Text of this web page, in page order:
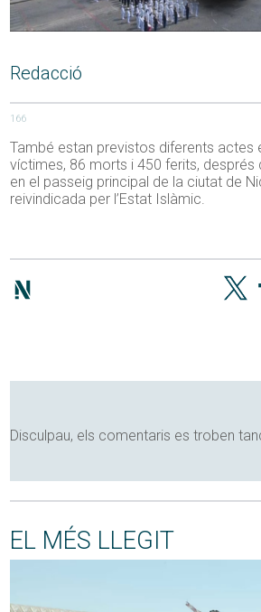
Redacció
166
També estan previstos diferents actes
víctimes, 86 morts i 450 ferits, després
en el passeig principal de la ciutat de
reivindicada per l’Estat Islàmic.
Disculpau, els comentaris es troben
EL MÉS LLEGIT